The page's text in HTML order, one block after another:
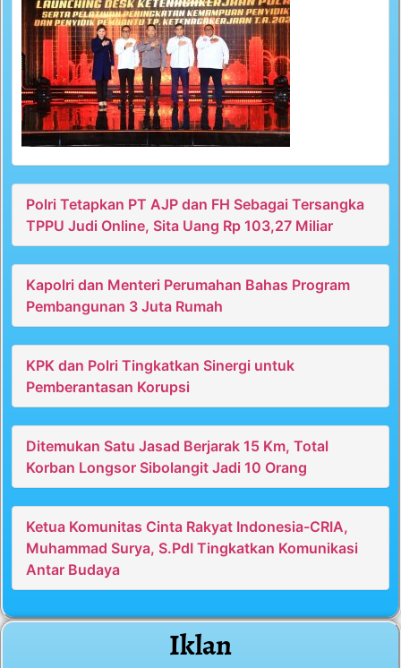
Polri Tetapkan PT AJP dan FH Sebagai Tersangka
TPPU Judi Online, Sita Uang Rp 103,27 Miliar
Kapolri dan Menteri Perumahan Bahas Program
Pembangunan 3 Juta Rumah
KPK dan Polri Tingkatkan Sinergi untuk
Pemberantasan Korupsi
Ditemukan Satu Jasad Berjarak 15 Km, Total
Korban Longsor Sibolangit Jadi 10 Orang
Ketua Komunitas Cinta Rakyat Indonesia-CRIA,
Muhammad Surya, S.PdI Tingkatkan Komunikasi
Antar Budaya
Iklan